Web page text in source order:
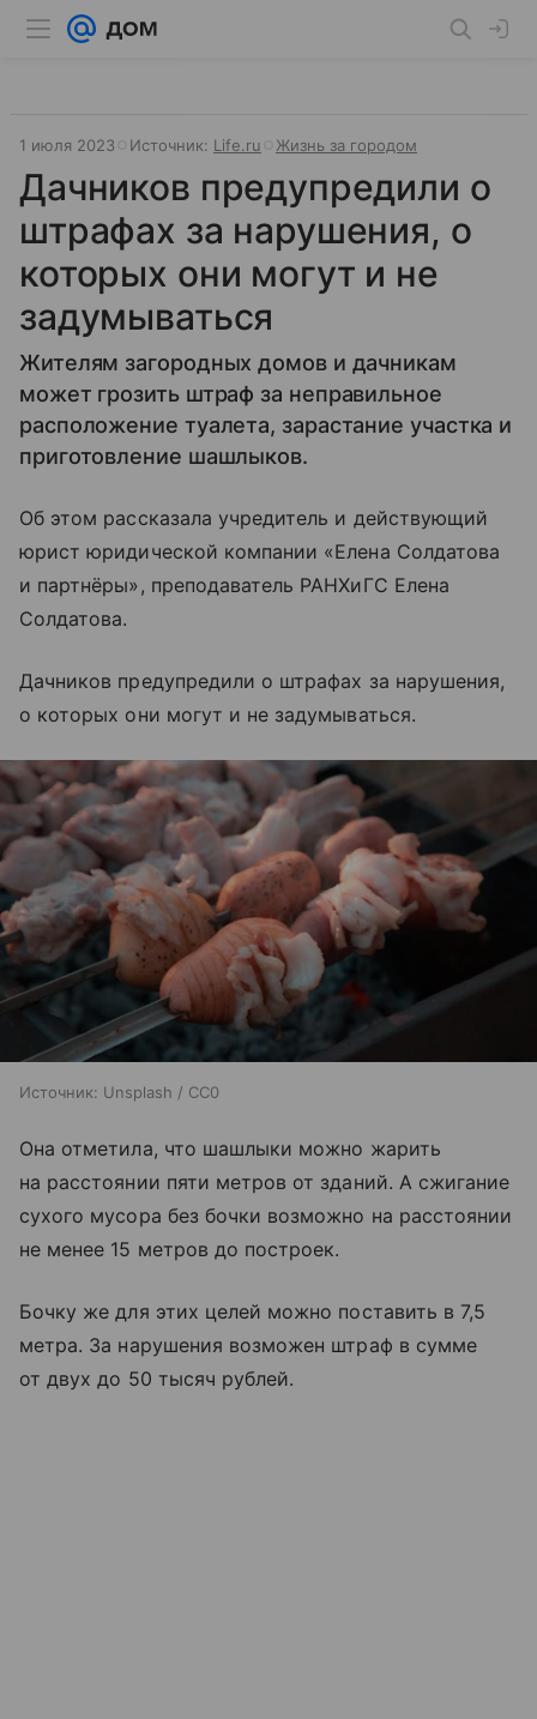
1 июля 2023 Источник: Life.ru Жизнь за городом
Дачников предупредили о
штрафах за нарушения, о
которых они могут и не
задумываться
Жителям загородных домов и дачникам
может грозить штраф за неправильное
расположение туалета, зарастание участка и
приготовление шашлыков.
Об этом рассказала учредитель и действующий
юрист юридической компании «Елена Солдатова
и партнёры», преподаватель РАНХиГС Елена
Солдатова.
Дачников предупредили о штрафах за нарушения,
о которых они могут и не задумываться.
Источник: Unsplash / CC0
Она отметила, что шашлыки можно жарить
на расстоянии пяти метров от зданий. А сжигание
сухого мусора без бочки возможно на расстоянии
не менее 15 метров до построек.
Бочку же для этих целей можно поставить в 7,5
метра. За нарушения возможен штраф в сумме
от двух до 50 тысяч рублей.